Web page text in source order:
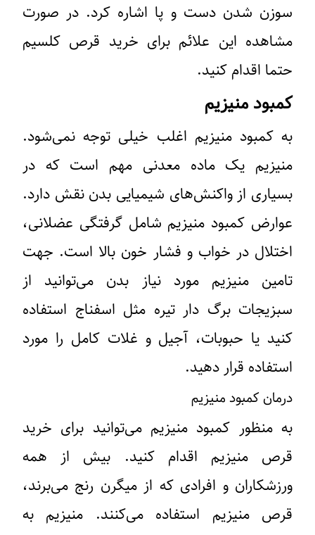
سوزن شدن دست و پا اشاره کرد. در صورت
مشاهده این علائم برای خرید قرص کلسیم
حتما اقدام کنید.
کمبود منیزیم
به کمبود منیزیم اغلب خیلی توجه نمی‌شود.
منیزیم یک ماده معدنی مهم است که در
بسیاری از واکنش‌های شیمیایی بدن نقش دارد.
عوارض کمبود منیزیم شامل گرفتگی عضلانی،
اختلال در خواب و فشار خون بالا است. جهت
تامین منیزیم مورد نیاز بدن می‌توانید از
سبزیجات برگ دار تیره مثل اسفناج استفاده
کنید یا حبوبات، آجیل و غلات کامل را مورد
استفاده قرار دهید.
درمان کمبود منیزیم
به منظور کمبود منیزیم می‌توانید برای خرید
قرص منیزیم اقدام کنید. بیش از همه
ورزشکاران و افرادی که از میگرن رنج می‌برند،
قرص منیزیم استفاده می‌کنند. منیزیم به